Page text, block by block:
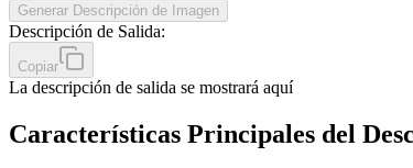
Generar Descripción de Imagen
Descripción de Salida:
Copiar
La descripción de salida se mostrará aquí
Características Principales del